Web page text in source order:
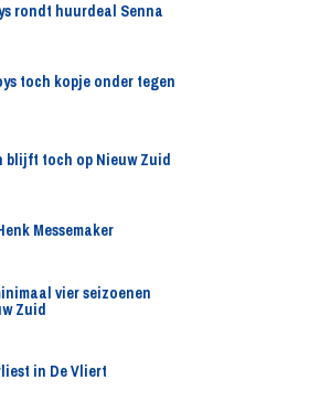
rondt huurdeal Senna
toch kopje onder tegen
blijft toch op Nieuw Zuid
Messemaker
vier seizoenen
Zuid
in De Vliert